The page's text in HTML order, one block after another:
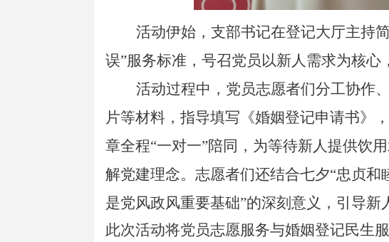
活动伊始，支部书记在登记大厅主持
误”服务标准，号召党员以新人需求为核心
活动过程中 ，党员志愿者们分工协作
片等材料，指导填写《婚姻登记申请书》
章全程“一对一”陪同，为等待新人提供饮
解党建理念。志愿者们还结合七夕“忠贞
是党风政风重要基础”的深刻意义，引导新
此次活动将党员志愿服务与婚姻登记民生